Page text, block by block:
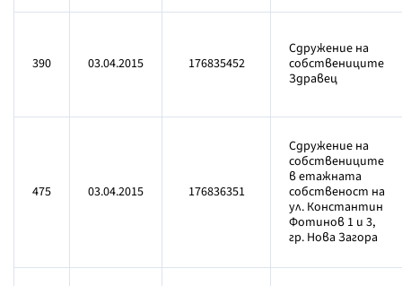
390 03.04.2015 176835452
Сдружение на
собствениците
Здравец
475 03.04.2015 176836351
Сдружение на
собствениците
в етажната
собственост на
ул. Константин
Фотинов 1 и 3,
гр. Нова Загора